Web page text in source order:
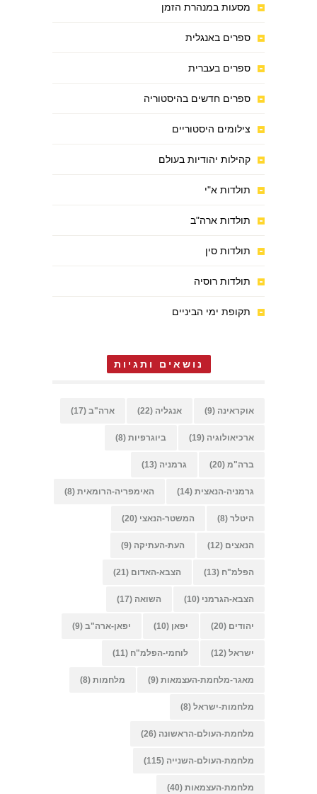
מסעות במנהרת הזמן
ספרים באנגלית
ספרים בעברית
ספרים חדשים בהיסטוריה
צילומים היסטוריים
קהילות יהודיות בעולם
תולדות א"י
תולדות ארה"ב
תולדות סין
תולדות רוסיה
תקופת ימי הביניים
נושאים ותגיות
אוקראינה (9) אנגליה (22) ארה"ב (17)
ארכיאולוגיה (19) ביוגרפיות (8)
ברה"מ (20) גרמניה (13)
גרמניה-הנאצית (14) האימפריה-הרומאית (8)
היטלר (8) המשטר-הנאצי (20)
הנאצים (12) העת-העתיקה (9)
הפלמ"ח (13) הצבא-האדום (21)
הצבא-הגרמני (10) השואה (17)
יהודים (20) יפאן (10) יפאן-ארה"ב (9)
ישראל (12) לוחמי-הפלמ"ח (11)
מאגר-מלחמת-העצמאות (9) מלחמות (8)
מלחמות-ישראל (8)
מלחמת-העולם-הראשונה (26)
מלחמת-העולם-השנייה (115)
מלחמת-העצמאות (40)